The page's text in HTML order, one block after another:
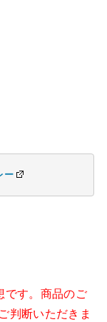
ー
です。商品のご
判断いただきま